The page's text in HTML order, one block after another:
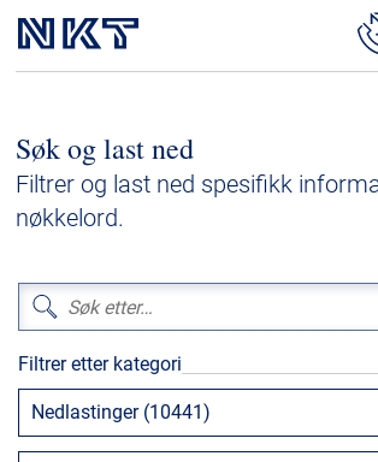
Høyspenningskabelløsninger
Kabelservice
Lavspenning
Høyspenningskabeltilbehør
Mellomspenningskabeltilbehør
Referanser
Søk og last ned
Filtrer og last ned spesifikk
nøkkelord.
Filtrer etter kategori
Nedlastinger (10441)